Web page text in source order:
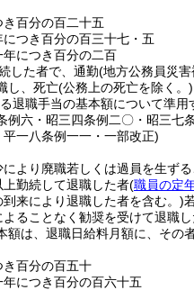
百分の百二十五
つき百分の百三十七・五
につき百分の二百
した者で、通勤(地方公務員災
し、死亡(公務上の死亡を除く。)
退職手当の基本額について準用
六・昭三四条例二〇・昭三
一八条例一一・一部改正)
より廃職若しくは過員を生ず
上勤続して退職した者(職員の定
来により退職した者を含む。)
ることなく勧奨を受けて退職
額は、退職日給料月額に、その
百分の百五十
につき百分の百六十五